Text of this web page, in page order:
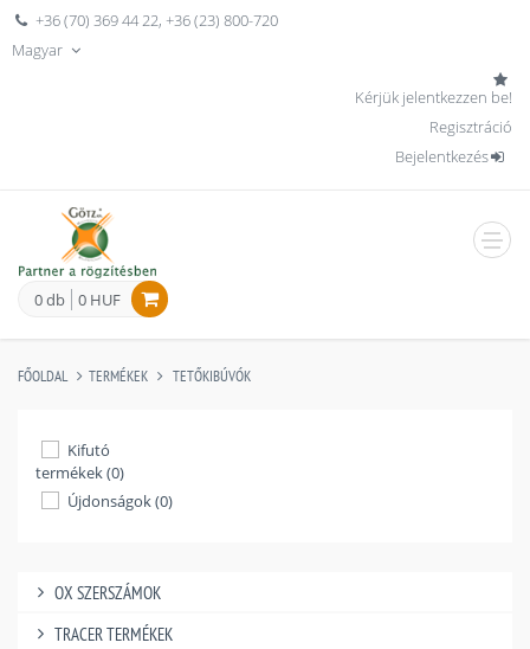
+36 (70) 369 44 22,+36 (23) 800-720
Magyar
Kérjük jelentkezzen be!
Regisztráció
Bejelentkezés
0 db 0 HUF
FŐOLDAL TERMÉKEK TETŐKIBÚVÓK
Kifutó
termékek (0)
Újdonságok (0)
OX SZERSZÁMOK
TRACER TERMÉKEK